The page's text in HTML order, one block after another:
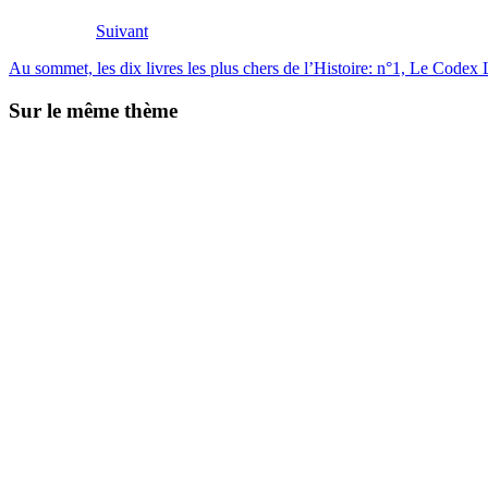
Suivant
Au sommet, les dix livres les plus chers de l’Histoire: n°1, Le Codex
Sur le même thème